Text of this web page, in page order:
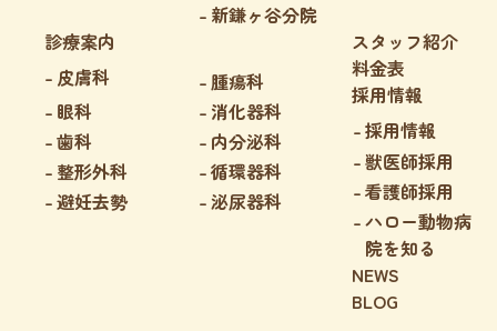
新鎌ヶ谷分院
診療案内
皮膚科
腫瘍科
眼科
消化器科
歯科
内分泌科
整形外科
循環器科
避妊去勢
泌尿器科
スタッフ紹介
料金表
採用情報
採用情報
獣医師採用
看護師採用
ハロー動物病
院を知る
NEWS
BLOG